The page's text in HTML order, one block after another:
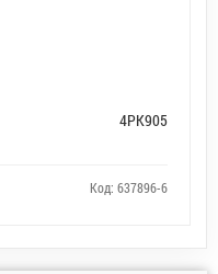
4PK905
Код: 637896-6